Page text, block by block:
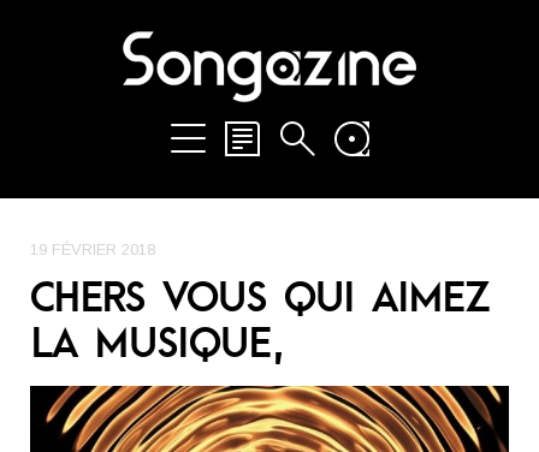
19 FÉVRIER 2018
CHERS VOUS QUI AIMEZ
LA MUSIQUE,